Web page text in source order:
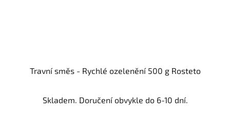
Travní směs - Rychlé ozelenění 500 g Rosteto
Skladem. Doručení obvykle do 6-10 dní.